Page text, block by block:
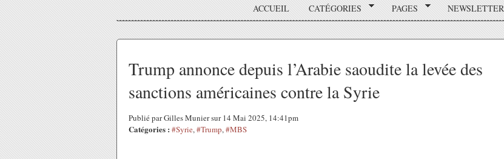
ACCUEIL CATÉGORIES PAGES NEWSLETTER
Trump annonce depuis l’Arabie saoudite la levée des
sanctions américaines contre la Syrie
Publié par Gilles Munier sur 14 Mai 2025, 14:41pm
Catégories : #Syrie,#Trump,#MBS